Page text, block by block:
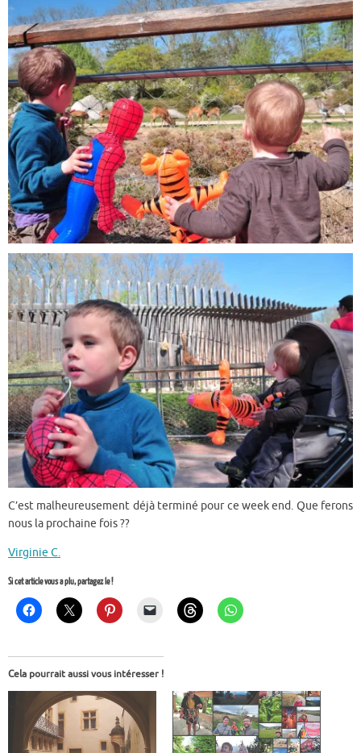
C’est malheureusement déjà terminé pour ce week end. Que ferons
nous la prochaine fois ??
Virginie C.
Si cet article vous a plu, partagez le !
Cela pourrait aussi vous intéresser !